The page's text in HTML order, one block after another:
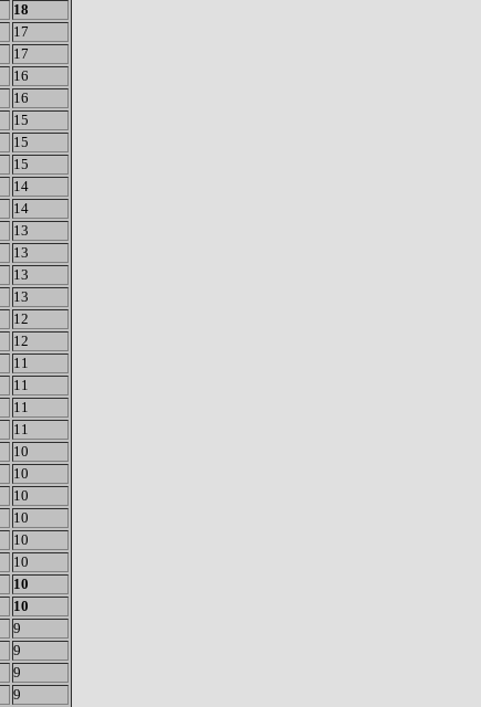
18
17
17
16
16
15
15
15
14
14
13
13
13
13
12
12
11
11
11
11
10
10
10
10
10
10
10
10
9
9
9
9